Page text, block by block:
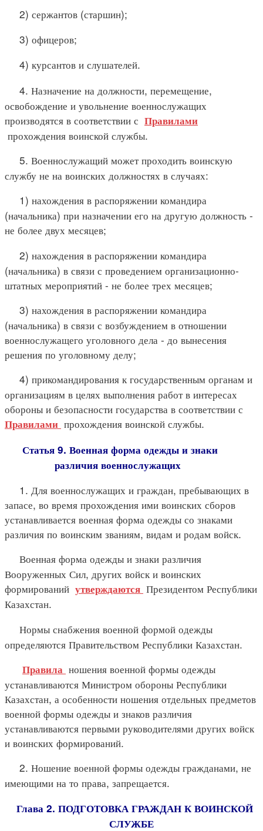
2) сержантов (старшин);
3) офицеров;
4) курсантов и слушателей.
4. Назначение на должности, перемещение,
освобождение и увольнение военнослужащих
производятся в соответствии с Правилами
прохождения воинской службы.
5. Военнослужащий может проходить воинскую
службу не на воинских должностях в случаях:
1) нахождения в распоряжении командира
(начальника) при назначении его на другую должность -
не более двух месяцев;
2) нахождения в распоряжении командира
(начальника) в связи с проведением организационно-
штатных мероприятий - не более трех месяцев;
3) нахождения в распоряжении командира
(начальника) в связи с возбуждением в отношении
военнослужащего уголовного дела - до вынесения
решения по уголовному делу;
4) прикомандирования к государственным органам и
организациям в целях выполнения работ в интересах
обороны и безопасности государства в соответствии с
Правилами прохождения воинской службы.
Статья 9. Военная форма одежды и знаки
различия военнослужащих
1. Для военнослужащих и граждан, пребывающих в
запасе, во время прохождения ими воинских сборов
устанавливается военная форма одежды со знаками
различия по воинским званиям, видам и родам войск.
Военная форма одежды и знаки различия
Вооруженных Сил, других войск и воинских
формирований утверждаются Президентом Республики
Казахстан.
Нормы снабжения военной формой одежды
определяются Правительством Республики Казахстан.
Правила ношения военной формы одежды
устанавливаются Министром обороны Республики
Казахстан, а особенности ношения отдельных предметов
военной формы одежды и знаков различия
устанавливаются первыми руководителями других войск
и воинских формирований.
2. Ношение военной формы одежды гражданами, не
имеющими на то права, запрещается.
Глава 2. ПОДГОТОВКА ГРАЖДАН К ВОИНСКОЙ
СЛУЖБЕ